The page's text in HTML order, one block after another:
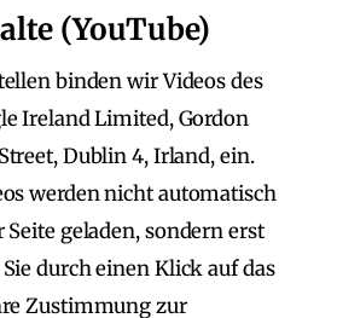
(YouTube)
binden wir Videos des
Ireland Limited, Gordon
Dublin 4, Irland, ein.
werden nicht automatisch
geladen, sondern erst
durch einen Klick auf das
Zustimmung zur